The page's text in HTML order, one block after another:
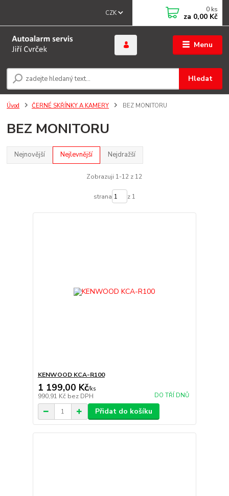
Menu
CZK
Hledat
0 ks
za 0,00 Kč
Úvod ČERNÉ SKŘÍNKY A KAMERY BEZ MONITORU
BEZ MONITORU
Nejnovější Nejlevnější Nejdražší
Zobrazuji 1-12 z 12
strana z 1
KENWOOD KCA-R100
1 199,00 Kč/ks
990,91 Kč bez DPH DO TŘÍ DNŮ
Přidat do košíku